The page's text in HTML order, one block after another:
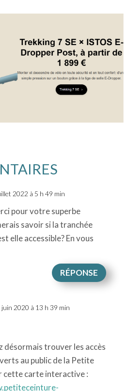
2022 à 5 h 49 min
pour votre superbe
savoir si la tranchée
elle accessible? En vous
RÉPONSE
2020 à 13 h 39 min
désormais trouver les accès
au public de la Petite
cette carte interactive :